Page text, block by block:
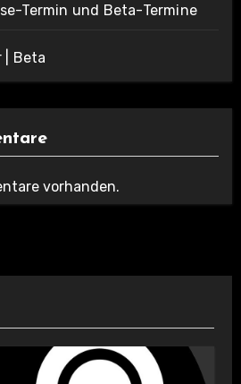
Termin und Beta-Termine
| Beta
vorhanden.